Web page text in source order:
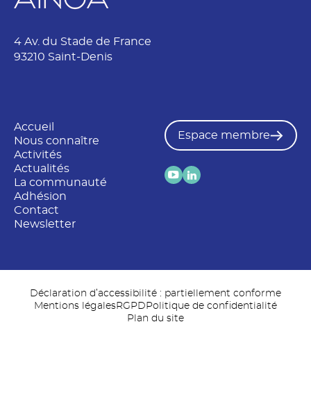
4 Av. du Stade de France
93210 Saint-Denis
Accueil
Nous connaître
Activités
Actualités
La communauté
Adhésion
Contact
Newsletter
Espace membre
Déclaration d’accessibilité : partiellement conforme
Mentions légalesRGPD Politique de confidentialité
Plan du site